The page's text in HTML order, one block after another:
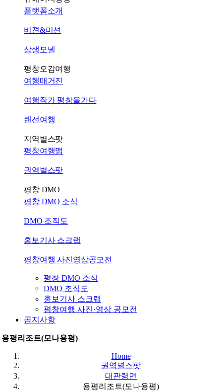
플랫폼소개
비젼&미션
상생모델
평창오감여행
여행매거진
여행작가 평창을가다
랜선여행
지역별스팟
평창여행맵
권역별스팟
평창 DMO
평창 DMO 소식
DMO 조직도
홍보기사 스크랩
평창여행 사진영상공모전
평창 DMO 소식
DMO 조직도
홍보기사 스크랩
평창여행 사진·영상 공모전
공지사항
용평리조트(모나용평)
Home
권역별스팟
대관령면
용평리조트(모나용평)